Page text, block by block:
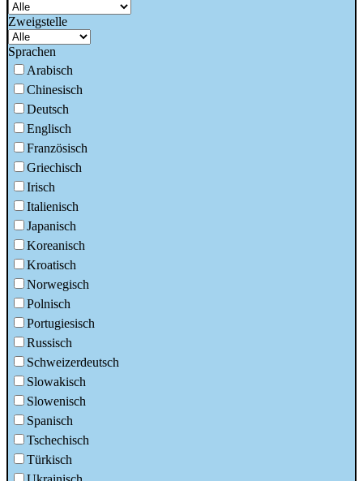
Zweigstelle
Sprachen
Arabisch
Chinesisch
Deutsch
Englisch
Französisch
Griechisch
Irisch
Italienisch
Japanisch
Koreanisch
Kroatisch
Norwegisch
Polnisch
Portugiesisch
Russisch
Schweizerdeutsch
Slowakisch
Slowenisch
Spanisch
Tschechisch
Türkisch